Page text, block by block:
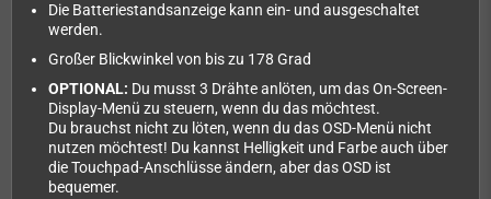
Die Batteriestandsanzeige kann ein- und ausgeschaltet
werden.
Großer Blickwinkel von bis zu 178 Grad
OPTIONAL: Du musst 3 Drähte anlöten, um das On-Screen-
Display-Menü zu steuern, wenn du das möchtest.
Du brauchst nicht zu löten, wenn du das OSD-Menü nicht
nutzen möchtest! Du kannst Helligkeit und Farbe auch über
die Touchpad-Anschlüsse ändern, aber das OSD ist
bequemer.